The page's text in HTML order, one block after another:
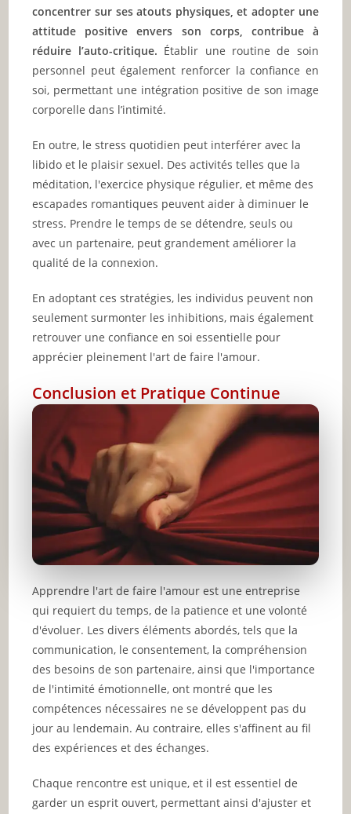
concentrer sur ses atouts physiques, et adopter une
attitude positive envers son corps, contribue à
réduire l’auto-critique. Établir une routine de soin
personnel peut également renforcer la confiance en
soi, permettant une intégration positive de son image
corporelle dans l’intimité.
En outre, le stress quotidien peut interférer avec la
libido et le plaisir sexuel. Des activités telles que la
méditation, l'exercice physique régulier, et même des
escapades romantiques peuvent aider à diminuer le
stress. Prendre le temps de se détendre, seuls ou
avec un partenaire, peut grandement améliorer la
qualité de la connexion.
En adoptant ces stratégies, les individus peuvent non
seulement surmonter les inhibitions, mais également
retrouver une confiance en soi essentielle pour
apprécier pleinement l'art de faire l'amour.
Conclusion et Pratique Continue
Apprendre l'art de faire l'amour est une entreprise
qui requiert du temps, de la patience et une volonté
d'évoluer. Les divers éléments abordés, tels que la
communication, le consentement, la compréhension
des besoins de son partenaire, ainsi que l'importance
de l'intimité émotionnelle, ont montré que les
compétences nécessaires ne se développent pas du
jour au lendemain. Au contraire, elles s'affinent au fil
des expériences et des échanges.
Chaque rencontre est unique, et il est essentiel de
garder un esprit ouvert, permettant ainsi d'ajuster et